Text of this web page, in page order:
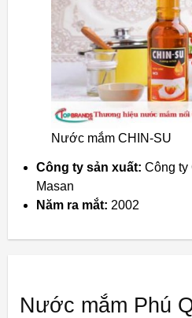
Nước mắm CHIN-SU
Công ty sản xuất: Công ty
Masan
Năm ra mắt: 2002
Nước mắm Phú